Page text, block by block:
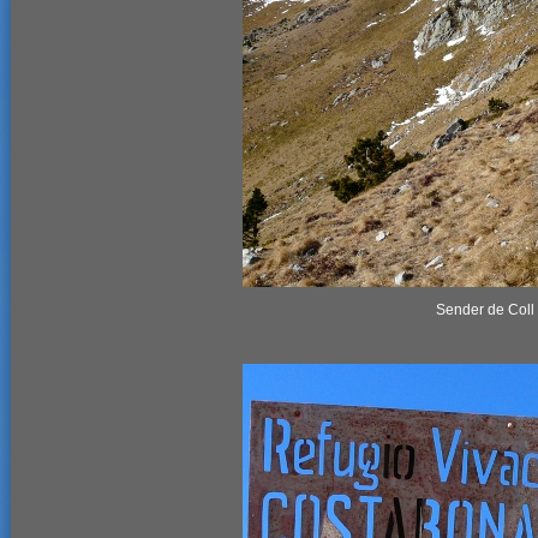
Sender de